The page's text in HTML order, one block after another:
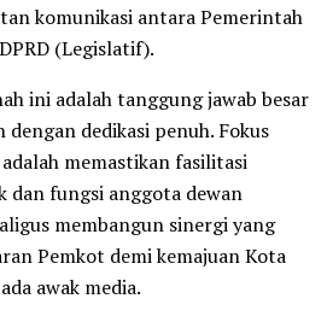
komunikasi antara Pemerintah
(Legislatif).
ini adalah tanggung jawab besar
dedikasi penuh. Fokus
memastikan fasilitasi
dan fungsi anggota dewan
membangun sinergi yang
Pemkot demi kemajuan Kota
awak media.